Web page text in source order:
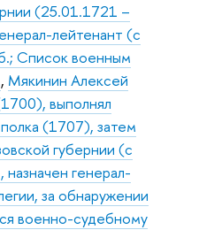
(25.01.1721 –
лейтенант (с
Список военным
, Мякинин Алексей
выполнял
(1707), затем
губернии (с
генерал-
за обнаружении
военно-судебному